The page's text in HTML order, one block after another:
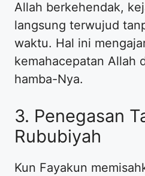
Allah berkehendak,
langsung terwujud
waktu. Hal ini
kemahacepatan Allah
hamba-Nya.
3. Penegasan
Rububiyah
Kun Fayakun